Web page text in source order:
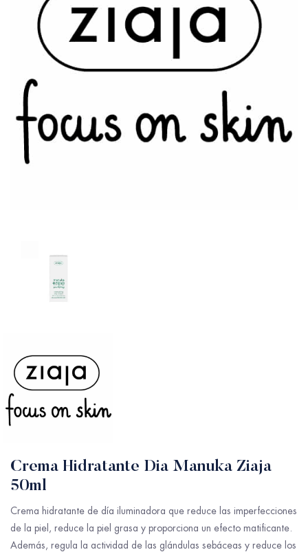
Crema Hidratante Dia Manuka Ziaja
50ml
Crema hidratante de día iluminadora que reduce las imperfecciones
de la piel, reduce la piel grasa y proporciona un efecto matificante.
Además, regula la actividad de las glándulas sebáceas y reduce los